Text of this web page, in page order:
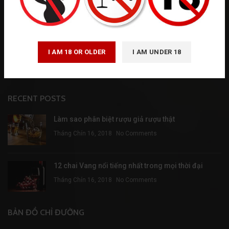
I AM 18 OR OLDER I AM UNDER 18
WineHamper đem đến thế giới rượu Vang với sự lao động miệt mài
để phục vụ Quý vị được hoàn hảo hơn
122/15A Phổ Quang, p. Đức Nhuận - TP. HCM
Phone: 0935 922 668 - 0932 657 874
RECENT POSTS
Làm sao phân biệt rượu giả rượu thật
Tháng Chín 16, 2018 No Comments
12 chai Vang nổi tiếng nhất trong mọi thời đại
Tháng Chín 16, 2018 No Comments
BẢN ĐỒ CHỈ ĐƯỜNG